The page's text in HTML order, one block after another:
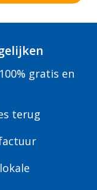
gratis en
terug